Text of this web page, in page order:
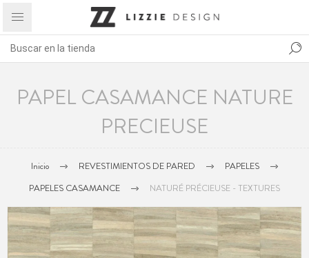
PAPEL CASAMANCE NATURE
PRECIEUSE
Inicio REVESTIMIENTOS DE PARED
PAPELES
PAPELES CASAMANCE
NATURÉ PRÉCIEUSE - TEXTURES